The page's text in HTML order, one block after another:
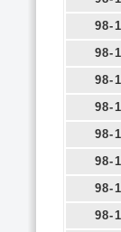
98-1
98-1
98-1
98-1
98-1
98-1
98-1
98-1